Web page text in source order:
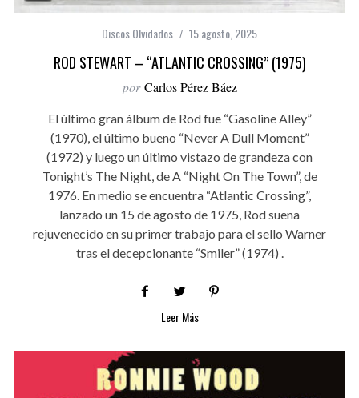
Discos Olvidados 15 agosto, 2025
ROD STEWART – “ATLANTIC CROSSING” (1975)
por Carlos Pérez Báez
El último gran álbum de Rod fue “Gasoline Alley”
(1970), el último bueno “Never A Dull Moment”
(1972) y luego un último vistazo de grandeza con
Tonight’s The Night, de A “Night On The Town”, de
1976. En medio se encuentra “Atlantic Crossing”,
lanzado un 15 de agosto de 1975, Rod suena
rejuvenecido en su primer trabajo para el sello Warner
tras el decepcionante “Smiler” (1974) .
Leer Más